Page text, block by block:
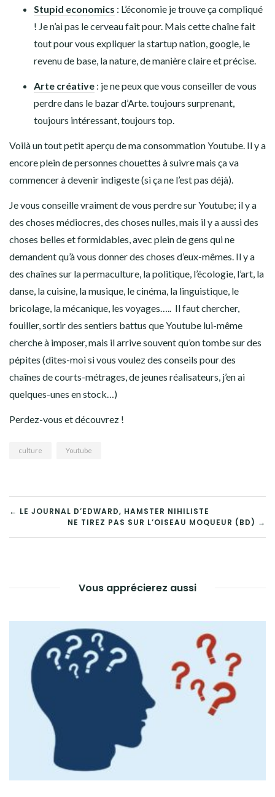
Stupid economics : L’économie je trouve ça compliqué
! Je n’ai pas le cerveau fait pour. Mais cette chaîne fait
tout pour vous expliquer la startup nation, google, le
revenu de base, la nature, de manière claire et précise.
Arte créative : je ne peux que vous conseiller de vous
perdre dans le bazar d’Arte. toujours surprenant,
toujours intéressant, toujours top.
Voilà un tout petit aperçu de ma consommation Youtube. Il y a
encore plein de personnes chouettes à suivre mais ça va
commencer à devenir indigeste (si ça ne l’est pas déjà).
Je vous conseille vraiment de vous perdre sur Youtube; il y a
des choses médiocres, des choses nulles, mais il y a aussi des
choses belles et formidables, avec plein de gens qui ne
demandent qu’à vous donner des choses d’eux-mêmes. Il y a
des chaînes sur la permaculture, la politique, l’écologie, l’art, la
danse, la cuisine, la musique, le cinéma, la linguistique, le
bricolage, la mécanique, les voyages….. Il faut chercher,
fouiller, sortir des sentiers battus que Youtube lui-même
cherche à imposer, mais il arrive souvent qu’on tombe sur des
pépites (dites-moi si vous voulez des conseils pour des
chaînes de courts-métrages, de jeunes réalisateurs, j’en ai
quelques-unes en stock…)
Perdez-vous et découvrez !
culture Youtube
NAVIGATION
DE
← LE JOURNAL D’EDWARD, HAMSTER NIHILISTE
NE TIREZ PAS SUR L’OISEAU MOQUEUR (BD) →
Vous apprécierez aussi